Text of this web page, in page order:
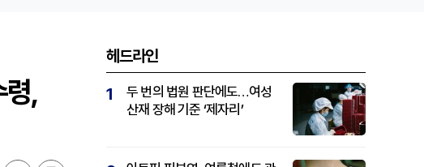
,
헤드라인
1
두 번의 법원 판단에도…여성
산재 장해 기준 ‘제자리’